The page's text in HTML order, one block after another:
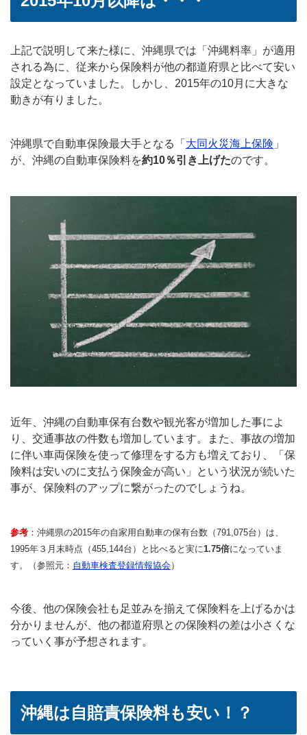
上記で説明して来た様に、沖縄県では「沖縄料率」が適用
される為に、従来から保険料が他の都道府県と比べて安い
設定となっていました。しかし、2015年の10月に大きな
動きが有りました。
沖縄県で自動車保険最大手となる「 大同火災海上保険 」
が、沖縄の自動車保険料を約10％引き上げたのです。
近年、沖縄の自動車保有台数や観光客が増加した事によ
り、交通事故の件数も増加しています。また、事故の増加
に伴い車両保険を使って修理をする方も増えており、「保
険料は安いのに支払う保険金が高い」という状況が続いた
事が、保険料のアップに繋がったのでしょうね。
参考 ：沖縄県の2015年の自家用自動車の保有台数（791,075台）は、
1995年３月末時点（455,144台）と比べると実に1.75倍になっていま
す。（参照元： 自動車検査登録情報協会）
今後、他の保険会社も足並みを揃えて保険料を上げるかは
分かりませんが、他の都道府県との保険料の差は小さくな
っていく事が予想されます。
沖縄は自賠責保険料も安い！？